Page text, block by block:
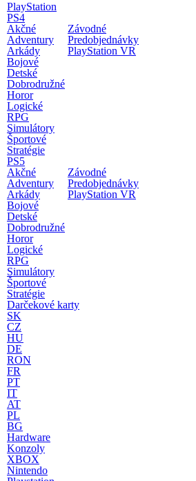
PlayStation
PS4
Akčné
Adventury
Arkády
Bojové
Detské
Dobrodružné
Horor
Logické
RPG
Simulátory
Športové
Stratégie
Závodné
Predobjednávky
PlayStation VR
PS5
Akčné
Adventury
Arkády
Bojové
Detské
Dobrodružné
Horor
Logické
RPG
Simulátory
Športové
Stratégie
Závodné
Predobjednávky
PlayStation VR
Darčekové karty
SK
CZ
HU
DE
RON
FR
PT
IT
AT
PL
BG
Hardware
Konzoly
XBOX
Nintendo